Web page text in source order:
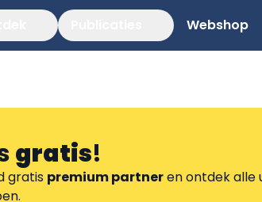
Webshop
gratis!
gratis premium partneren ontdek alle